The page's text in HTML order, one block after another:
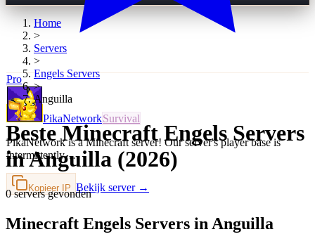
Pro
PikaNetworkSurvival
PikaNetwork is a Minecraft server! Our server's player base is
intermittently…
Kopieer IP Bekijk server →
Home
>
Servers
>
EngelsServers
>
Anguilla
Beste Minecraft Engels Servers
in Anguilla (2026)
0 servers gevonden
Minecraft Engels Servers in Anguilla